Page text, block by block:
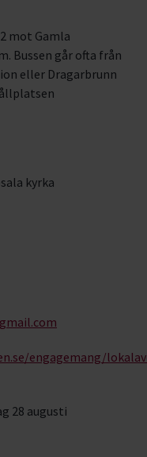
mot Gamla
Bussen går ofta från
eller Dragarbrunn
kyrka
engagemang/
28 augusti